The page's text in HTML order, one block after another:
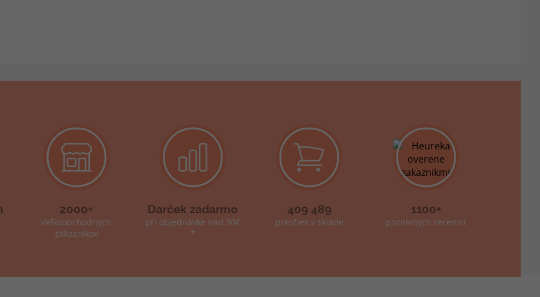
2000+
Veľkoobchodných
zákazníkov
Darček zadarmo
pri objednávke nad 30€
*
409 489
položiek v sklade
1100+
pozitívnych recenzií